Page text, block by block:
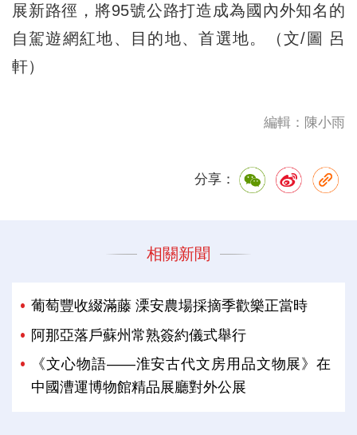
展新路徑，將95號公路打造成為國內外知名的
自駕遊網紅地、目的地、首選地。（文/圖 呂
軒）
編輯：陳小雨
分享：
相關新聞
葡萄豐收綴滿藤 溧安農場採摘季歡樂正當時
阿那亞落戶蘇州常熟簽約儀式舉行
《文心物語——淮安古代文房用品文物展》在
中國漕運博物館精品展廳對外公展